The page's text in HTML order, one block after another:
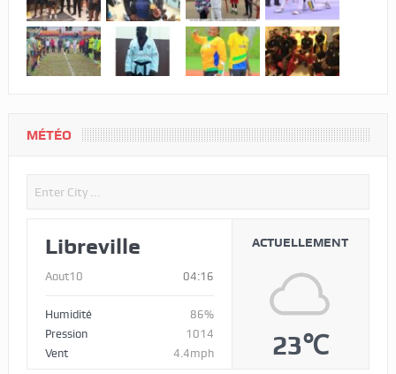
MÉTÉO
Libreville
Aout10 04:16
Humidité
86%
Pression
1014
Vent
4.4mph
ACTUELLEMENT
23℃